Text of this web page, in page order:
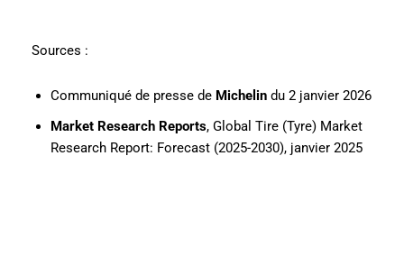
Sources :
Communiqué de presse de Michelin du 2 janvier 2026
Market Research Reports, Global Tire (Tyre) Market
Research Report: Forecast (2025-2030), janvier 2025